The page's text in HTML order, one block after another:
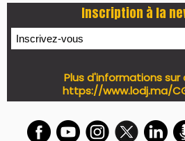
Inscription à la
Plus d'informations
https://www.lodj.ma/